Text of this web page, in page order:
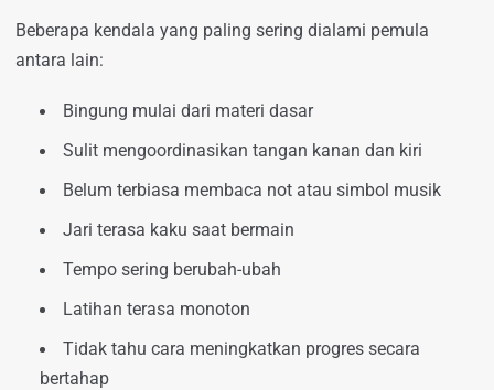
Beberapa kendala yang paling sering dialami pemula
antara lain:
Bingung mulai dari materi dasar
Sulit mengoordinasikan tangan kanan dan kiri
Belum terbiasa membaca not atau simbol musik
Jari terasa kaku saat bermain
Tempo sering berubah-ubah
Latihan terasa monoton
Tidak tahu cara meningkatkan progres secara
bertahap